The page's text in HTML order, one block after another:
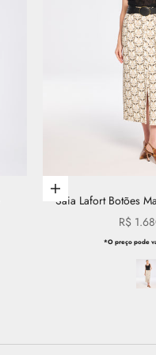
Escolher opções
Saia Lafort Botões
Preço
R$
*O preço pode